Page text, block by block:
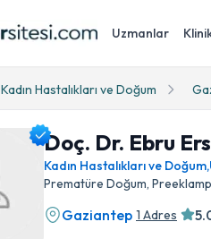
Uzmanlar
Kadın Hastalıkları ve Doğum
Doç. Dr. Ebru
Kadın Hastalıkları ve Doğum,
Prematüre Doğum,
Gaziantep 1 Adres